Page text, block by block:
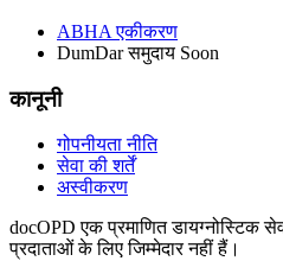
ABHA एकीकरण
DumDar समुदाय Soon
कानूनी
गोपनीयता नीति
सेवा की शर्तें
अस्वीकरण
docOPD एक प्रमाणित डायग्नोस्टिक
प्रदाताओं के लिए जिम्मेदार नहीं हैं।